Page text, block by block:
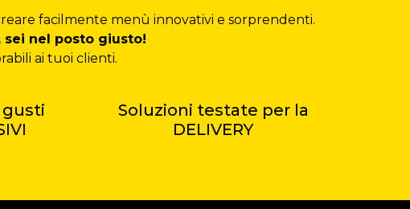
facilmente menù innovativi e sorprendenti.
nel posto giusto!
ai tuoi clienti.
gusti
Soluzioni testate per la
DELIVERY